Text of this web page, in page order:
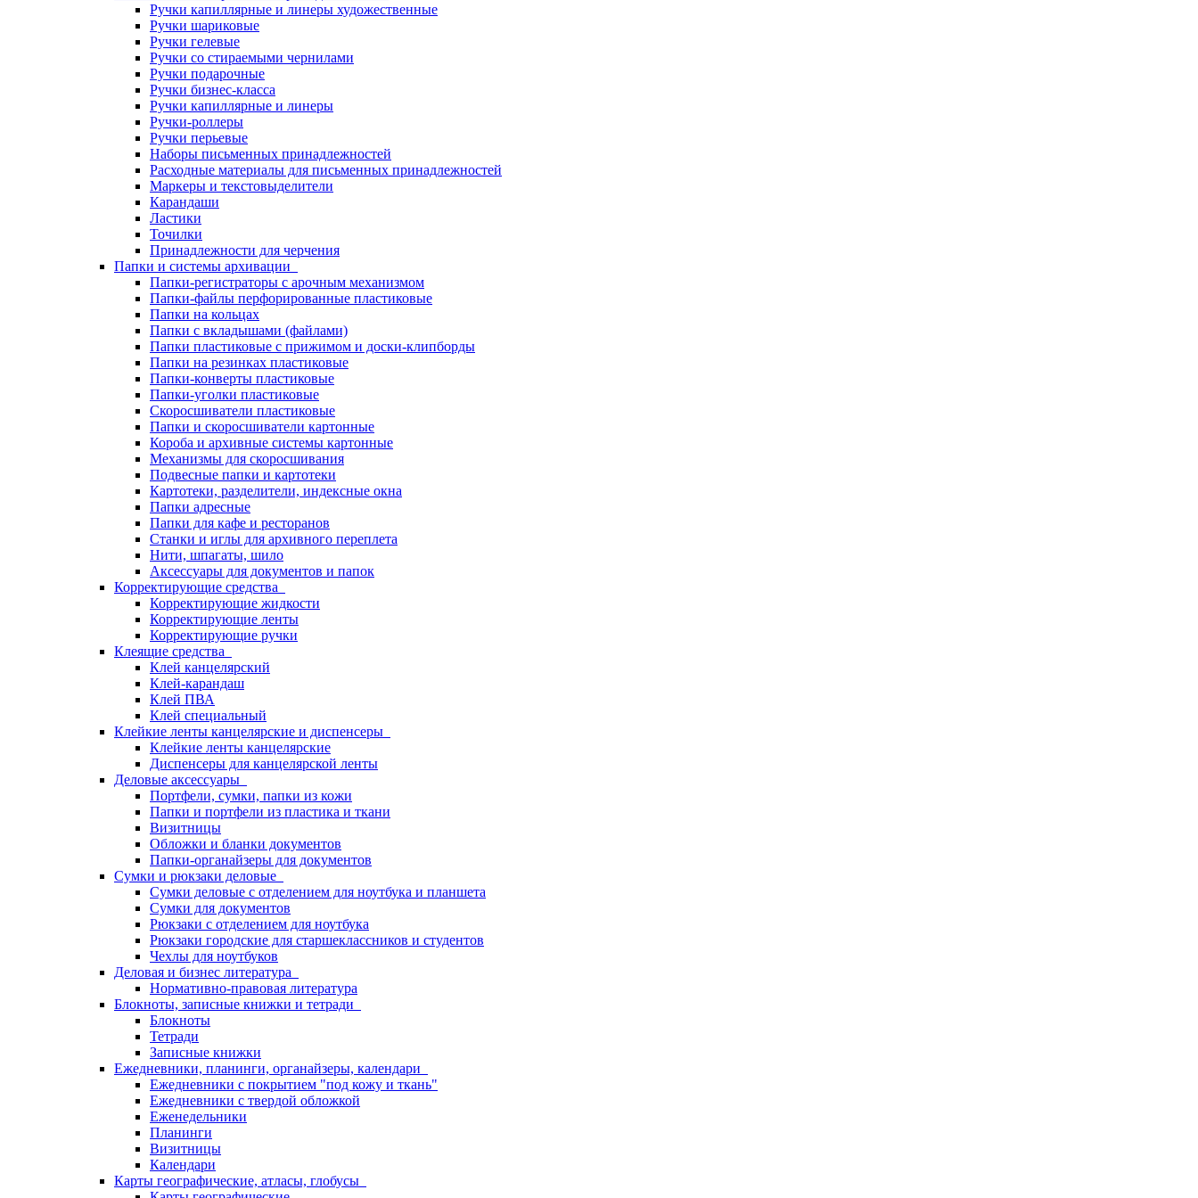
Ручки капиллярные и линеры художественные
Ручки шариковые
Ручки гелевые
Ручки со стираемыми чернилами
Ручки подарочные
Ручки бизнес-класса
Ручки капиллярные и линеры
Ручки-роллеры
Ручки перьевые
Наборы письменных принадлежностей
Расходные материалы для письменных принадлежностей
Маркеры и текстовыделители
Карандаши
Ластики
Точилки
Принадлежности для черчения
Папки и системы архивации
Папки-регистраторы с арочным механизмом
Папки-файлы перфорированные пластиковые
Папки на кольцах
Папки с вкладышами (файлами)
Папки пластиковые с прижимом и доски-клипборды
Папки на резинках пластиковые
Папки-конверты пластиковые
Папки-уголки пластиковые
Скоросшиватели пластиковые
Папки и скоросшиватели картонные
Короба и архивные системы картонные
Механизмы для скоросшивания
Подвесные папки и картотеки
Картотеки, разделители, индексные окна
Папки адресные
Папки для кафе и ресторанов
Станки и иглы для архивного переплета
Нити, шпагаты, шило
Аксессуары для документов и папок
Корректирующие средства
Корректирующие жидкости
Корректирующие ленты
Корректирующие ручки
Клеящие средства
Клей канцелярский
Клей-карандаш
Клей ПВА
Клей специальный
Клейкие ленты канцелярские и диспенсеры
Клейкие ленты канцелярские
Диспенсеры для канцелярской ленты
Деловые аксессуары
Портфели, сумки, папки из кожи
Папки и портфели из пластика и ткани
Визитницы
Обложки и бланки документов
Папки-органайзеры для документов
Сумки и рюкзаки деловые
Сумки деловые с отделением для ноутбука и планшета
Сумки для документов
Рюкзаки с отделением для ноутбука
Рюкзаки городские для старшеклассников и студентов
Чехлы для ноутбуков
Деловая и бизнес литература
Нормативно-правовая литература
Блокноты, записные книжки и тетради
Блокноты
Тетради
Записные книжки
Ежедневники, планинги, органайзеры, календари
Ежедневники с покрытием "под кожу и ткань"
Ежедневники с твердой обложкой
Еженедельники
Планинги
Визитницы
Календари
Карты географические, атласы, глобусы